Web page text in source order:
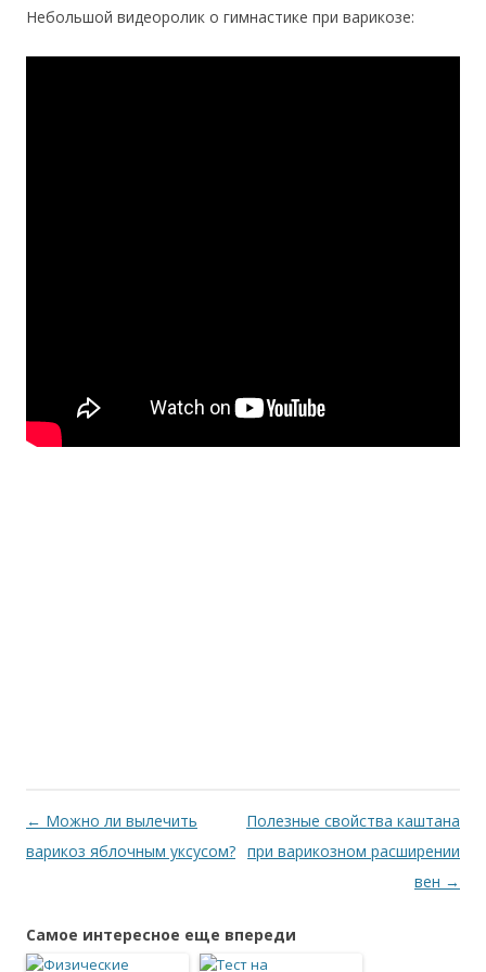
Небольшой видеоролик о гимнастике при варикозе:
← Можно ли вылечить
варикоз яблочным уксусом?
Полезные свойства каштана
при варикозном расширении
вен →
Самое интересное еще впереди